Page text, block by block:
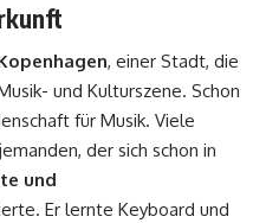
, einer Stadt, die
und Kulturszene. Schon
für Musik. Viele
der sich schon in
und
Er lernte Keyboard und